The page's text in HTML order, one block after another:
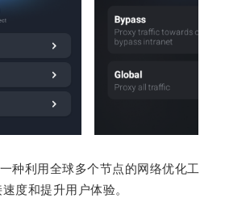
利用全球多个节点的网络优化工
度和提升用户体验。